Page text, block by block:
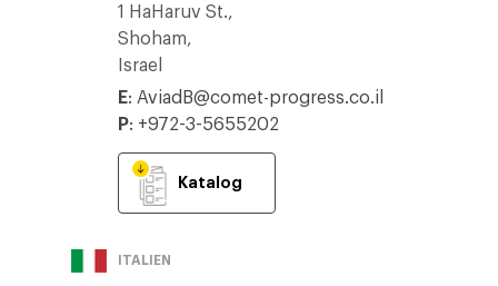
1 HaHaruv St.,
Shoham,
Israel
E: AviadB@comet-progress.co.il
P: +972-3-5655202
Katalog
ITALIEN